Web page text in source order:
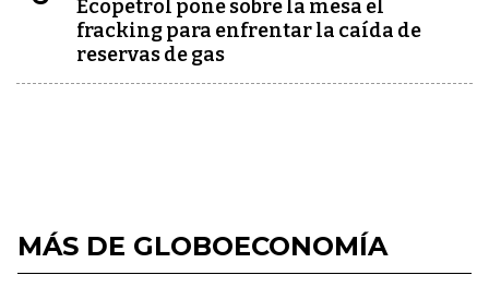
Ecopetrol pone sobre la mesa el
fracking para enfrentar la caída de
reservas de gas
MÁS DE GLOBOECONOMÍA